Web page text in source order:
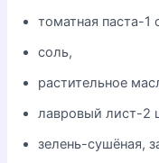
томатная паста-1
соль,
растительное
лавровый лист-2
зелень-сушёная,